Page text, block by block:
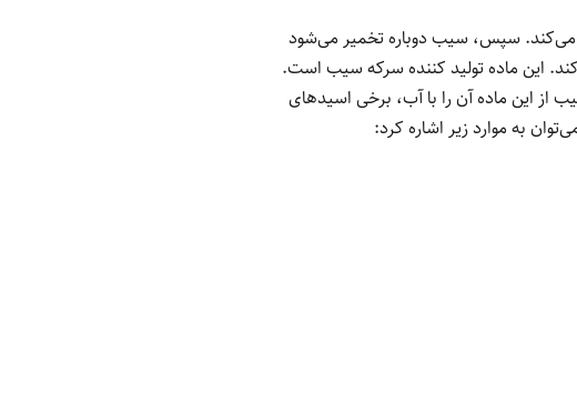
می‌کند. سپس، سیب دوباره تخمیر می‌شود
این ماده تولید کننده سرکه سیب است.
این ماده آن را با آب، برخی اسیدهای
به موارد زیر اشاره کرد: